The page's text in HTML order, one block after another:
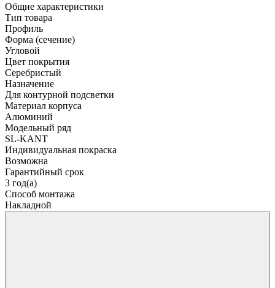
Общие характеристики
Тип товара
Профиль
Форма (сечение)
Угловой
Цвет покрытия
Серебристый
Назначение
Для контурной подсветки
Материал корпуса
Алюминий
Модельный ряд
SL-KANT
Индивидуальная покраска
Возможна
Гарантийный срок
3 год(а)
Способ монтажа
Накладной